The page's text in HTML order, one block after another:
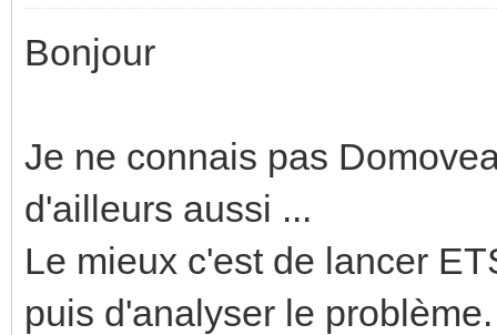
Bonjour
Je ne connais pas
d'ailleurs aussi ...
Le mieux c'est de lancer
puis d'analyser le problème.